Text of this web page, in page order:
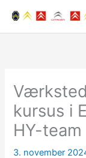
kursus i
HY-team
3. november